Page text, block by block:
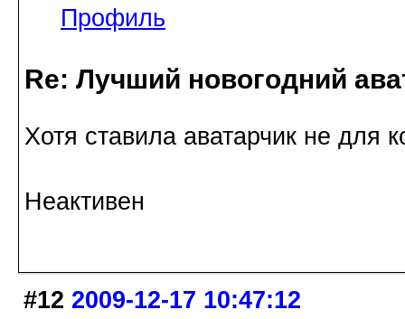
Профиль
Re: Лучший новогодний
Хотя ставила аватарчик не для
Неактивен
#12 2009-12-17 10:47:12